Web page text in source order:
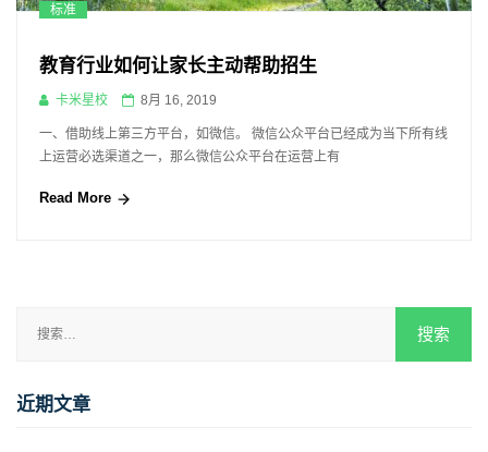
标准
教育行业如何让家长主动帮助招生
卡米星校 8月 16, 2019
一、借助线上第三方平台，如微信。 微信公众平台已经成为当下所有线
上运营必选渠道之一，那么微信公众平台在运营上有
Read More
近期文章